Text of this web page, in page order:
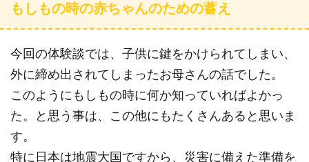
もしもの時の赤ちゃんのための蓄え
今回の体験談では、子供に鍵をかけられてしまい、
外に締め出されてしまったお母さんの話でした。
このようにもしもの時に何か知っていればよかっ
た。と思う事は、この他にもたくさんあると思いま
す。
特に日本は地震大国ですから、災害に備えた準備を